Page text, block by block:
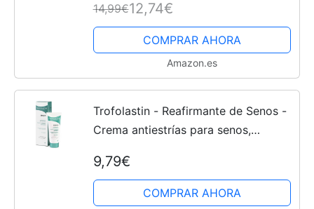
Inteligente Premom丨Tira Reactiva de
Embarazo Temprana
14,99€12,74€
COMPRAR AHORA
Amazon.es
Trofolastin - Reafirmante de Senos -
Crema antiestrías para senos,
Centella asiática- 75 ml
9,79€
COMPRAR AHORA